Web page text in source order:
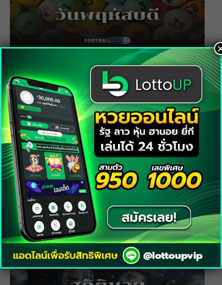
สถิติหวยลาววันพฤหัสบดี รวมเลขเด็ดออก
บ่อย วิเคราะห์แม่นทุกงวด
23/07/2026 • หวย
สถิติหวยลาวออกวันอังคาร เช็กผลหวย ส่อง
เลขเด็ด แนวทางหวยงวดนี้
21/05/2026 • หวย